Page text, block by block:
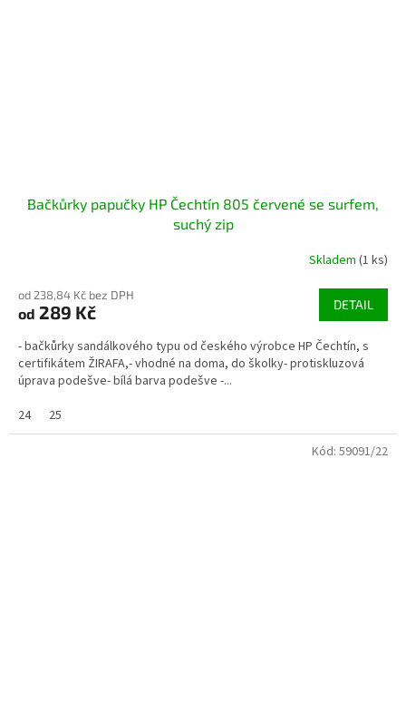
Bačkůrky papučky HP Čechtín 805 červené se surfem,
suchý zip
Skladem (1 ks)
od 238,84 Kč bez DPH
od 289 Kč DETAIL
- bačkůrky sandálkového typu od českého výrobce HP Čechtín, s
certifikátem ŽIRAFA,- vhodné na doma, do školky- protiskluzová
úprava podešve- bílá barva podešve -...
24
25
Kód: 59091/22